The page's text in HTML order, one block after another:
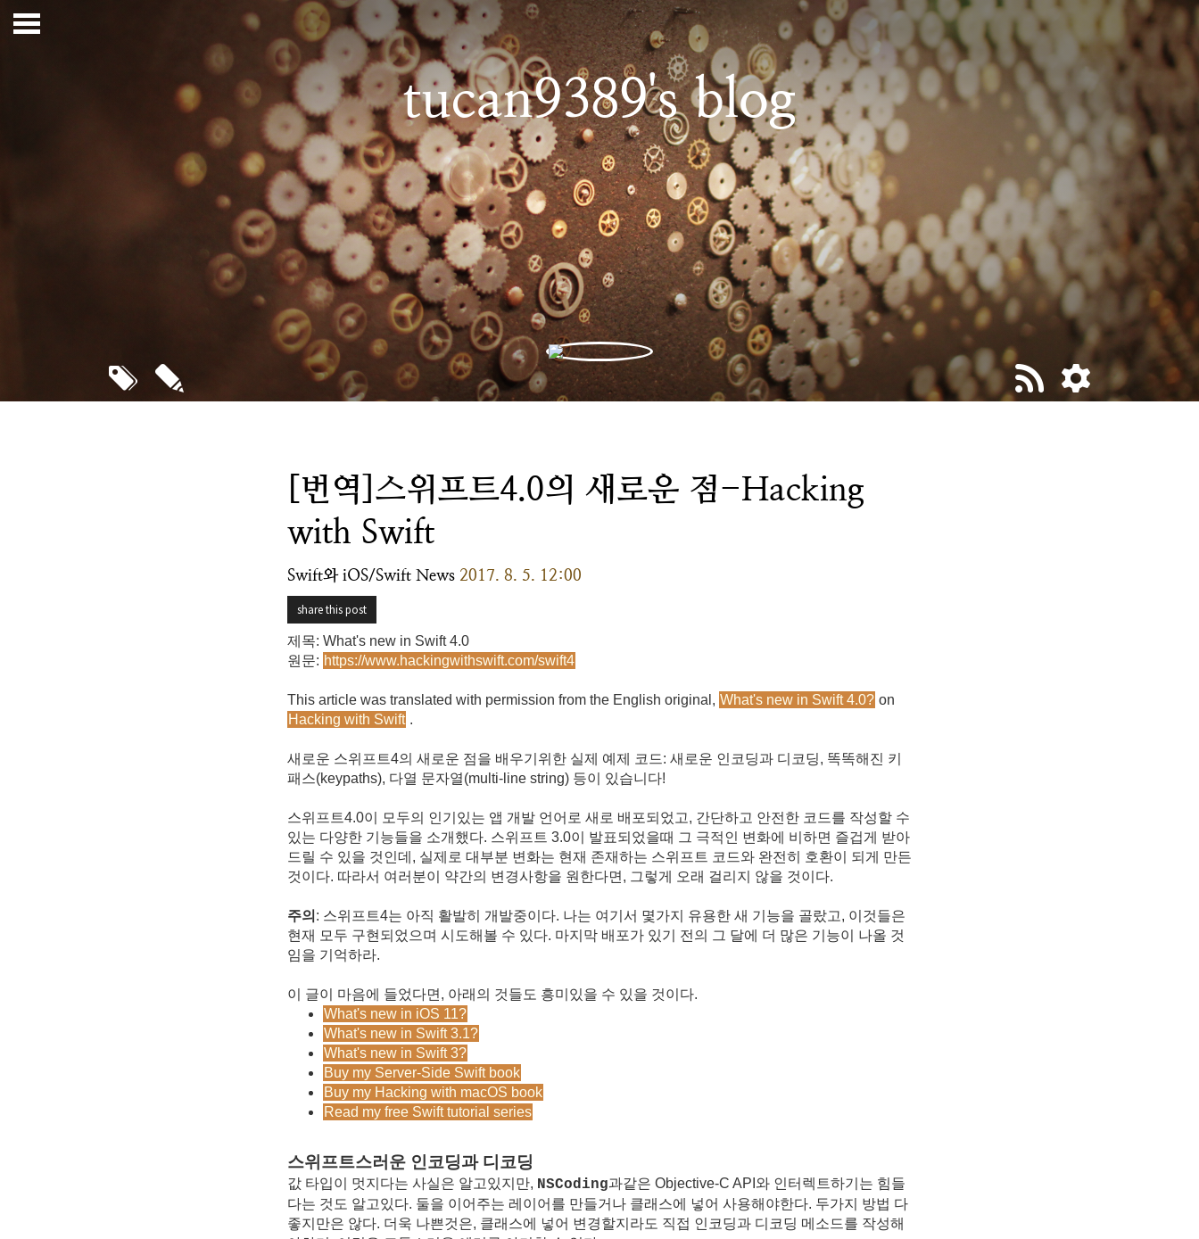
tucan9389's blog
[번역]스위프트4.0의 새로운 점-Hacking
with Swift
Swift와 iOS/Swift News 2017. 8. 5. 12:00
share this post
제목: What's new in Swift 4.0
원문: https://www.hackingwithswift.com/swift4
This article was translated with permission from the English original, What's new in Swift 4.0? on
Hacking with Swift .
새로운 스위프트4의 새로운 점을 배우기위한 실제 예제 코드: 새로운 인코딩과 디코딩, 똑똑해진 키
패스(keypaths), 다열 문자열(multi-line string) 등이 있습니다!
스위프트4.0이 모두의 인기있는 앱 개발 언어로 새로 배포되었고, 간단하고 안전한 코드를 작성할 수
있는 다양한 기능들을 소개했다. 스위프트 3.0이 발표되었을때 그 극적인 변 화에 비하면 즐겁게 받아
드릴 수 있을 것인데, 실제로 대부분 변화는 현재 존재하는 스위프트 코드와 완전히 호환이 되게 만든
것이다. 따라서 여러분이 약간의 변경사항을 원한다면, 그렇게 오래 걸리지 않을 것이다.
주의 : 스위프트4는 아직 활발히 개발중이다. 나는 여기서 몇가지 유용한 새 기능을 골랐고, 이것들은
현재 모두 구현되었으며 시도해볼 수 있다. 마지막 배포가 있기 전의 그 달에 더 많은 기능이 나올 것
임을 기억하라.
이 글이 마음에 들었다면, 아래의 것들도 흥미있을 수 있을 것이다.
What's new in iOS 11?
What's new in Swift 3.1?
What's new in Swift 3?
Buy my Server-Side Swift book
Buy my Hacking with macOS book
Read my free Swift tutorial series
스위프트스러운 인코딩과 디코딩
값 타입이 멋지다는 사실은 알고있지만, NSCoding과같은 Objective-C API와 인터렉트하기는 힘들
다는 것도 알고있다. 둘을 이어주는 레이어를 만들거나 클래스에 넣어 사용해야한다. 두가지 방법 다
좋지만은 않다. 더욱 나쁜것은, 클래스에 넣어 변경할지라도 직접 인코딩과 디코딩 메소드를 작성해
티스토리툴바